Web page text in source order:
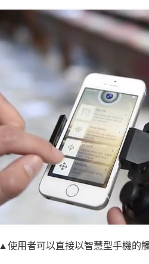
▲使用者可以直接以智慧型手機的